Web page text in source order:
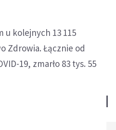
u kolejnych 13 115
Zdrowia. Łącznie od
19, zmarło 83 tys. 55